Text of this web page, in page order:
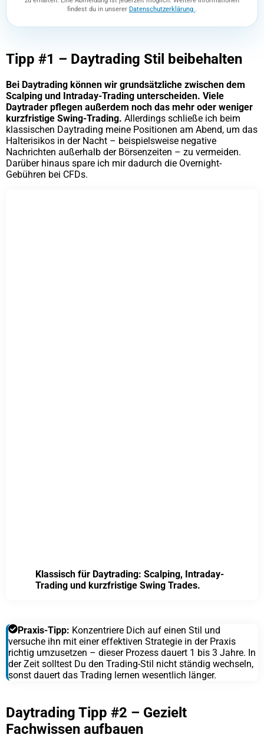
findest du in unserer Datenschutzerklärung .
Tipp #1 – Daytrading Stil beibehalten
Bei Daytrading können wir grundsätzliche zwischen dem
Scalping und Intraday-Trading unterscheiden. Viele
Daytrader pflegen außerdem noch das mehr oder weniger
kurzfristige Swing-Trading. Allerdings schließe ich beim
klassischen Daytrading meine Positionen am Abend, um das
Halterisikos in der Nacht – beispielsweise negative
Nachrichten außerhalb der Börsenzeiten – zu vermeiden.
Darüber hinaus spare ich mir dadurch die Overnight-
Gebühren bei CFDs.
Klassisch für Daytrading: Scalping, Intraday-
Trading und kurzfristige Swing Trades.
Praxis-Tipp: Konzentriere Dich auf einen Stil und
versuche ihn mit einer effektiven Strategie in der Praxis
richtig umzusetzen – dieser Prozess dauert 1 bis 3 Jahre. In
der Zeit solltest Du den Trading-Stil nicht ständig wechseln,
sonst dauert das Trading lernen wesentlich länger.
Daytrading Tipp #2 – Gezielt
Fachwissen aufbauen